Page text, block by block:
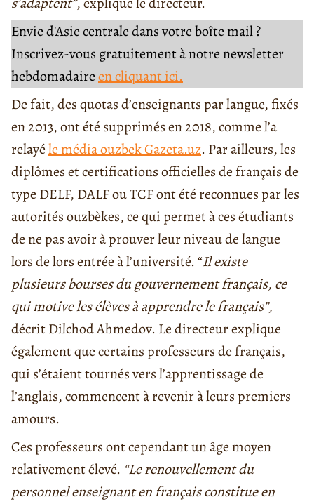
Envie d'Asie centrale dans votre boîte mail ?
Inscrivez-vous gratuitement à notre newsletter
hebdomadaireen cliquant ici.
De fait, des quotas d’enseignants par langue, fixés
en 2013, ont été supprimés en 2018, comme l’a
relayéle média ouzbek Gazeta.uz. Par ailleurs, les
diplômes et certifications officielles de français de
type DELF, DALF ou TCF ont été reconnues par les
autorités ouzbèkes, ce qui permet à ces étudiants
de ne pas avoir à prouver leur niveau de langue
lors de lors entrée à l’université. “Il existe
plusieurs bourses du gouvernement français, ce
qui motive les élèves à apprendre le français”,
décrit Dilchod Ahmedov. Le directeur explique
également que certains professeurs de français,
qui s’étaient tournés vers l’apprentissage de
l’anglais, commencent à revenir à leurs premiers
amours.
Ces professeurs ont cependant un âge moyen
relativement élevé. “Le renouvellement du
personnel enseignant en français constitue en